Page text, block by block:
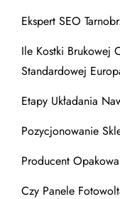
Ekspert SEO
Ile Kostki Brukowej
Standardowej
Etapy Układania
Pozycjonowanie
Producent
Czy Panele